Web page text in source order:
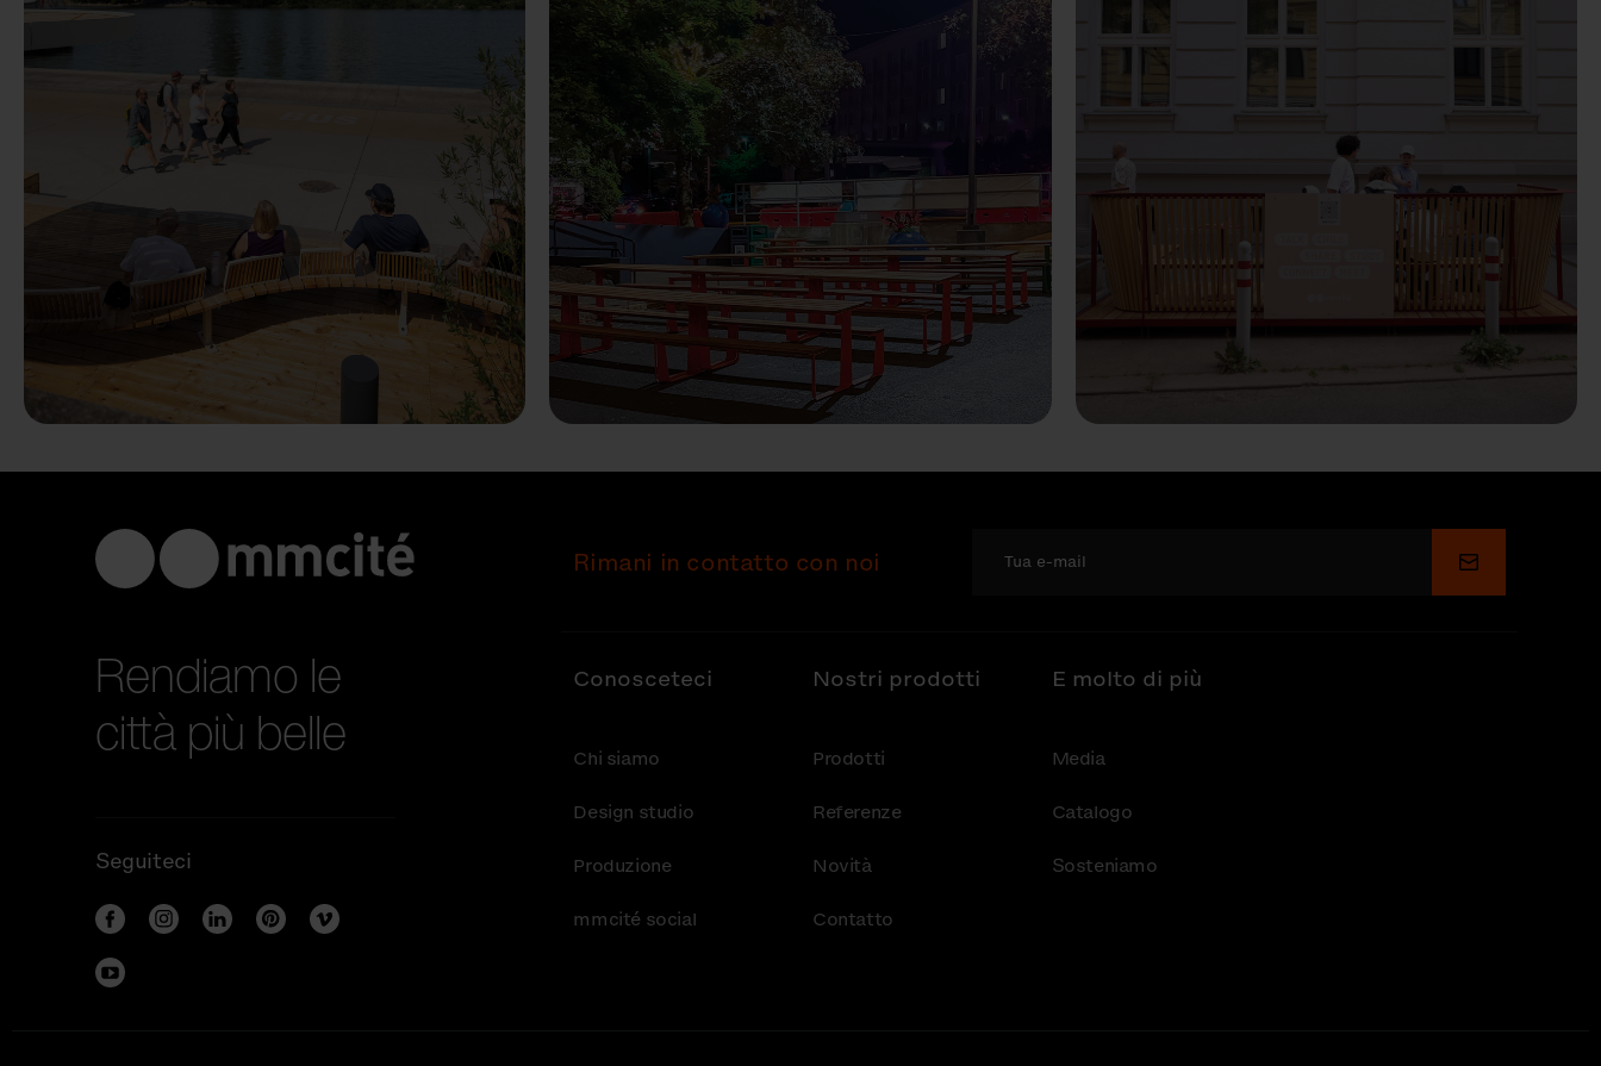
Rendiamo le
città più belle
Seguiteci
Rimani in contatto con noi Invia
Conosceteci
Chi siamo
Design studio
Produzione
mmcité social
Nostri prodotti
Prodotti
Referenze
Novità
Contatto
E molto di più
Media
Catalogo
Sosteniamo